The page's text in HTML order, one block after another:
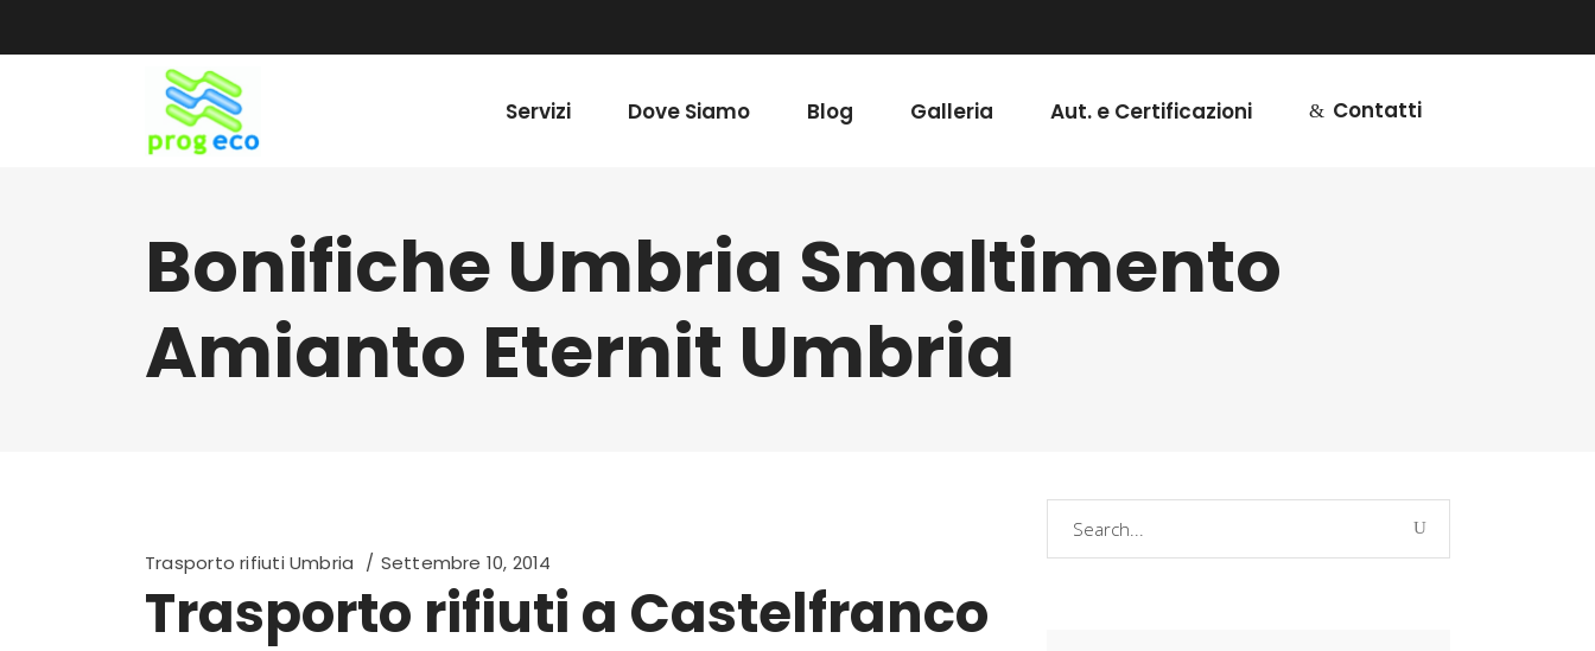
Servizi Dove Siamo Blog Galleria Aut. e Certificazioni Contatti
Bonifiche Umbria Smaltimento
Amianto Eternit Umbria
Trasporto rifiuti Umbria Settembre 10, 2014
Trasporto rifiuti a Castelfranco